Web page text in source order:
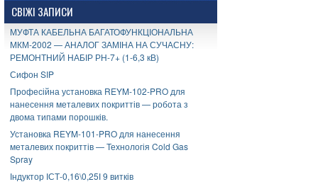
СВІЖІ ЗАПИСИ
МУФТА КАБЕЛЬНА БАГАТОФУНКЦІОНАЛЬНА
МКМ-2002 — АНАЛОГ ЗАМІНА НА СУЧАСНУ:
РЕМОНТНИЙ НАБІР РН-7+ (1-6,3 кВ)
Сифон SIP
Професійна установка REYM-102-PRO для
нанесення металевих покриттів — робота з
двома типами порошків.
Установка REYM-101-PRO для нанесення
металевих покриттів — Технологія Cold Gas
Spray
Індуктор ІСТ-0,16\0,25І 9 витків